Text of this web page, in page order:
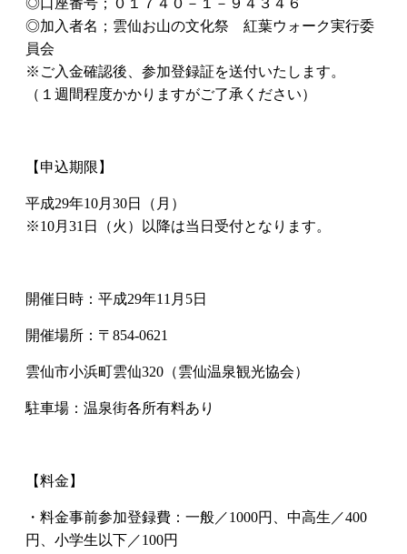
◎口座番号；０１７４０－１－９４３４６
◎加入者名；雲仙お山の文化祭 紅葉ウォーク実行委
員会
※ご入金確認後、参加登録証を送付いたします。
（１週間程度かかりますがご了承ください）
【申込期限】
平成29年10月30日（月）
※10月31日（火）以降は当日受付となります。
開催日時： 平成29年11月5日
開催場所： 〒854-0621
雲仙市小浜町雲仙320（雲仙温泉観光協会）
駐車場：温泉街各所有料あり
【料金】
・料金事前参加登録費：一般／1000円、中高生／400
円、小学生以下／100円